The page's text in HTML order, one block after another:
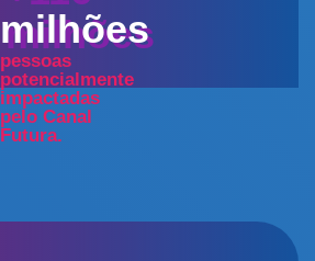
milhões
pessoas
potencialmente
impactadas
pelo Canal
Futura.